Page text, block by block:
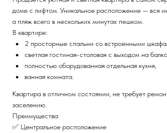
доме с лифтом. Уникальное расположение — вся
а пляж всего в нескольких минутах пешком.
В квартире:
2 просторные спальни со встроенными
светлая гостиная-столовая с выходом на
полностью оборудованная отдельная кухня,
ванная комната.
Квартира в отличном состоянии, не требует
заселению.
Преимущества
✅ Центральное расположение